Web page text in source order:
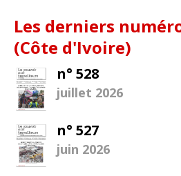
Les derniers
(Côte d'Ivoire)
n° 528
juillet 2026
n° 527
juin 2026